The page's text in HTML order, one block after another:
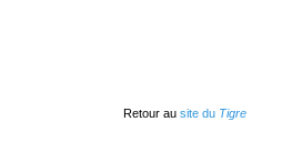
Retour au site du Tigre